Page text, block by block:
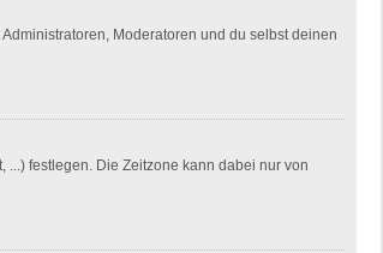
Moderatoren und du selbst deinen
festlegen. Die Zeitzone kann dabei nur von